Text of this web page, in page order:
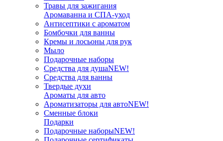
Травы для зажигания
Аромаванна и СПА-уход
Антисептики с ароматом
Бомбочки для ванны
Кремы и лосьоны для рук
Мыло
Подарочные наборы
Средства для душаNEW!
Средства для ванны
Твердые духи
Ароматы для авто
Ароматизаторы для автоNEW!
Сменные блоки
Подарки
Подарочные наборыNEW!